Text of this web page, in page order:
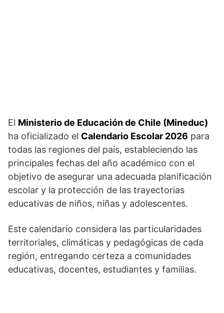
El Ministerio de Educación de Chile (Mineduc)
ha oficializado el Calendario Escolar 2026 para
todas las regiones del país, estableciendo las
principales fechas del año académico con el
objetivo de asegurar una adecuada planificación
escolar y la protección de las trayectorias
educativas de niños, niñas y adolescentes.
Este calendario considera las particularidades
territoriales, climáticas y pedagógicas de cada
región, entregando certeza a comunidades
educativas, docentes, estudiantes y familias.